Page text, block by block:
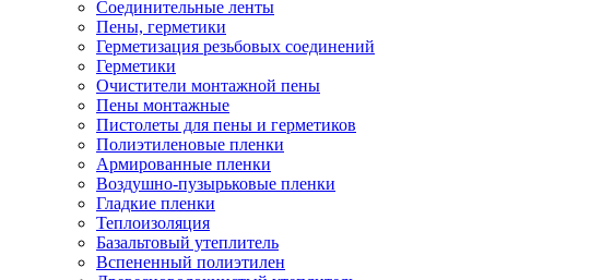
Соединительные ленты
Пены, герметики
Герметизация резьбовых соединений
Герметики
Очистители монтажной пены
Пены монтажные
Пистолеты для пены и герметиков
Полиэтиленовые пленки
Армированные пленки
Воздушно-пузырьковые пленки
Гладкие пленки
Теплоизоляция
Базальтовый утеплитель
Вспененный полиэтилен